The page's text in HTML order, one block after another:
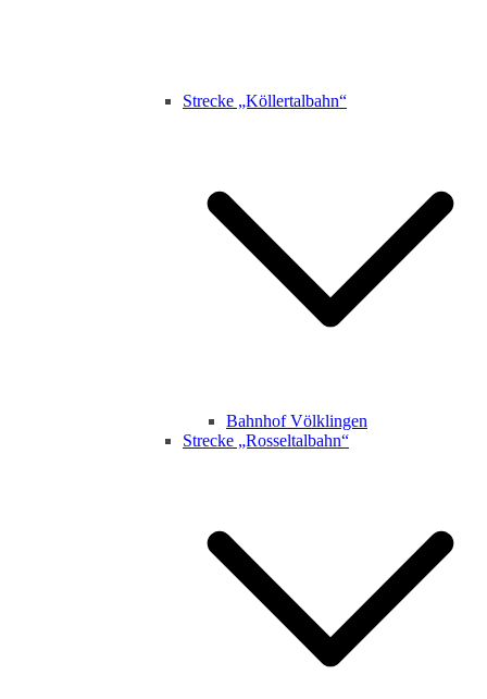
Strecke „Köllertalbahn“
Bahnhof Völklingen
Strecke „Rosseltalbahn“